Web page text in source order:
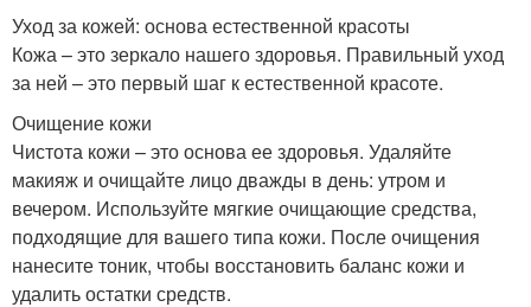
Уход за кожей: основа естественной красоты
Кожа – это зеркало нашего здоровья. Правильный уход
за ней – это первый шаг к естественной красоте.
Очищение кожи
Чистота кожи – это основа ее здоровья. Удаляйте
макияж и очищайте лицо дважды в день: утром и
вечером. Используйте мягкие очищающие средства,
подходящие для вашего типа кожи. После очищения
нанесите тоник, чтобы восстановить баланс кожи и
удалить остатки средств.